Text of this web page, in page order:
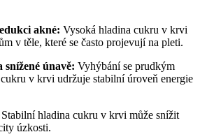
akné: Vysoká hladina cukru v krvi
v těle, které se často projevují na pleti.
snížené únavě: Vyhýbání se prudkým
v krvi udržuje stabilní úroveň energie
Stabilní hladina cukru v krvi může snížit
úzkosti.